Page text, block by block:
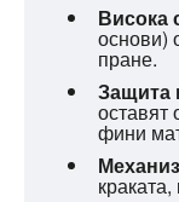
Висока
основи)
пране.
Защита
оставят
фини